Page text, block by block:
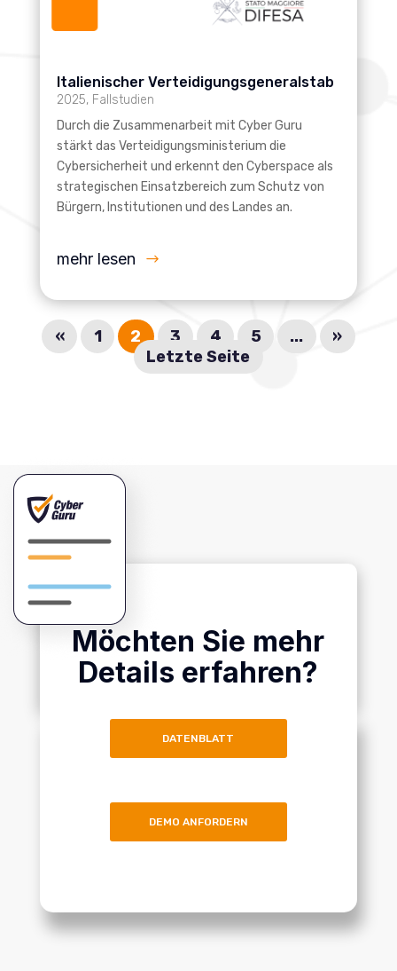
Italienischer Verteidigungsgeneralstab
2025, Fallstudien
Durch die Zusammenarbeit mit Cyber Guru
stärkt das Verteidigungsministerium die
Cybersicherheit und erkennt den Cyberspace als
strategischen Einsatzbereich zum Schutz von
Bürgern, Institutionen und des Landes an.
mehr lesen
« 1 2 3 4 5 ...
»
Letzte Seite
Möchten Sie mehr
Details erfahren?
DATENBLATT
DEMO ANFORDERN